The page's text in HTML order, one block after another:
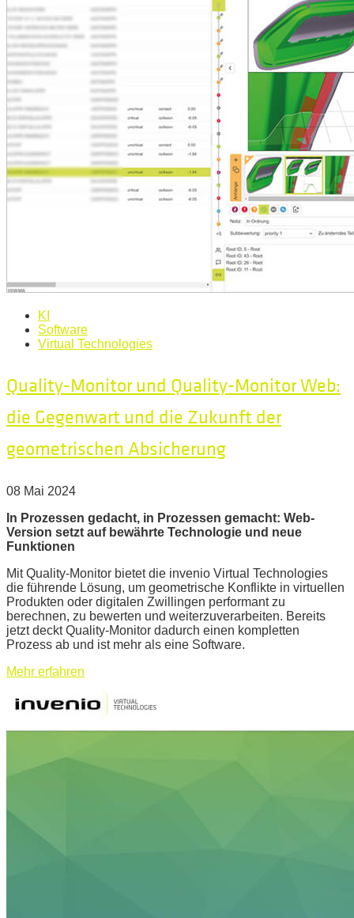
KI
Software
Virtual Technologies
Quality-Monitor und Quality-Monitor Web:
die Gegenwart und die Zukunft der
geometrischen Absicherung
08 Mai 2024
In Prozessen gedacht, in Prozessen gemacht: Web-
Version setzt auf bewährte Technologie und neue
Funktionen
Mit Quality-Monitor bietet die invenio Virtual Technologies
die führende Lösung, um geometrische Konflikte in virtuellen
Produkten oder digitalen Zwillingen performant zu
berechnen, zu bewerten und weiterzuverarbeiten. Bereits
jetzt deckt Quality-Monitor dadurch einen kompletten
Prozess ab und ist mehr als eine Software.
Mehr erfahren